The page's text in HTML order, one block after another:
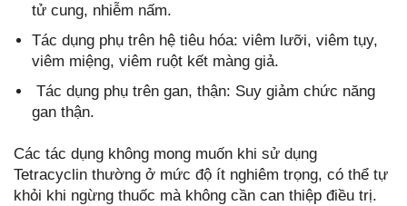
tử cung, nhiễm nấm.
Tác dụng phụ trên hệ tiêu hóa: viêm lưỡi, viêm tụy,
viêm miệng, viêm ruột kết màng giả.
Tác dụng phụ trên gan, thận: Suy giảm chức năng
gan thận.
Các tác dụng không mong muốn khi sử dụng
Tetracyclin thường ở mức độ ít nghiêm trọng, có thể tự
khỏi khi ngừng thuốc mà không cần can thiệp điều trị.